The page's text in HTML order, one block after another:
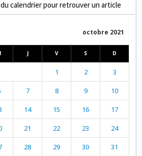
calendrier pour retrouver un article
octobre 2021
J V S D
1 2 3
7 8 9 10
14 15 16 17
21 22 23 24
28 29 30
31